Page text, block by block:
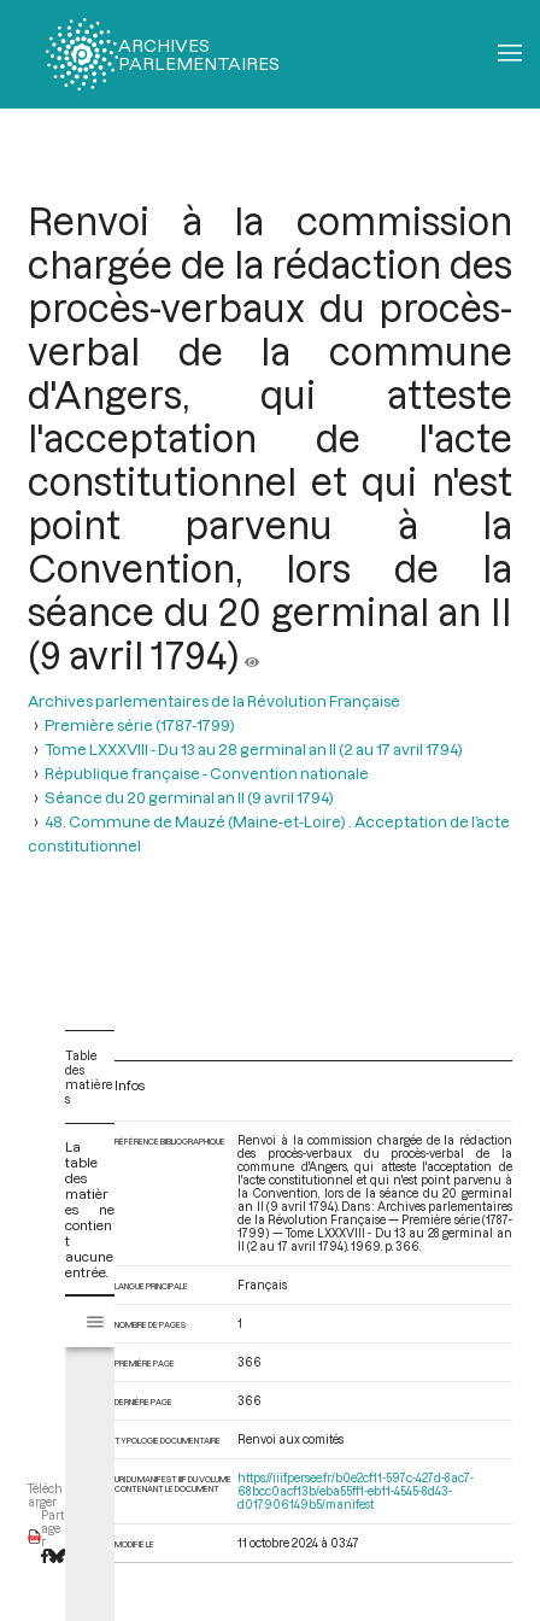
ARCHIVES
PARLEMENTAIRES
Renvoi à la commission
chargée de la rédaction des
procès-verbaux du procès-
verbal de la commune
d'Angers, qui atteste
l'acceptation de l'acte
constitutionnel et qui n'est
point parvenu à la
Convention, lors de la
séance du 20 germinal an II
(9 avril 1794)
Archives parlementaires de la Révolution Française
Première série (1787-1799)
Tome LXXXVIII - Du 13 au 28 germinal an II (2 au 17 avril 1794)
République française - Convention nationale
Séance du 20 germinal an II (9 avril 1794)
48. Commune de Mauzé (Maine-et-Loire) . Acceptation de l’acte
constitutionnel
Téléch
arger
Part
age
r
Table
des
matière
s
La
table
des
matièr
es ne
contien
t
aucune
entrée.
s
M
Tome LXXXVIII - Du 13 au 28 germinal an II (2 au 17 avril 1794)
Infos
RÉFÉRENCE BIBLIOGRAPHIQUE
Renvoi à la commission chargée de la rédaction
des procès-verbaux du procès-verbal de la
commune d'Angers, qui atteste l'acceptation de
l'acte constitutionnel et qui n'est point parvenu à
la Convention, lors de la séance du 20 germinal
an II (9 avril 1794). Dans : Archives parlementaires
de la Révolution Française — Première série (1787-
1799) — Tome LXXXVIII - Du 13 au 28 germinal an
II (2 au 17 avril 1794) . 1969. p. 366.
LANGUE PRINCIPALE Français
NOMBRE DE PAGES 1
PREMIÈRE PAGE 366
DERNIÈRE PAGE 366
TYPOLOGIE DOCUMENTAIRE Renvoi aux comités
URI DU MANIFEST IIIF DU VOLUME
CONTENANT LE DOCUMENT
https://iiif.persee.fr/b0e2cf11-597c-427d-8ac7-
68bcc0acf13b/eba55ff1-eb11-4545-8d43-
d017906149b5/manifest
MODIFIÉ LE 11 octobre 2024 à 03:47